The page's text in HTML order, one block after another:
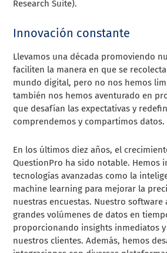
Research Suite).
Innovación constante
Llevamos una década promoviendo
faciliten la manera en que se
mundo digital, pero no nos hemos
también nos hemos aventurado en
que desafían las expectativas y
comprendemos y compartimos datos.
En los últimos diez años, el
QuestionPro ha sido notable. Hemos
tecnologías avanzadas como la
machine learning para mejorar la
nuestras encuestas. Nuestro
grandes volúmenes de datos en
proporcionando insights inmediatos
nuestros clientes. Además, hemos